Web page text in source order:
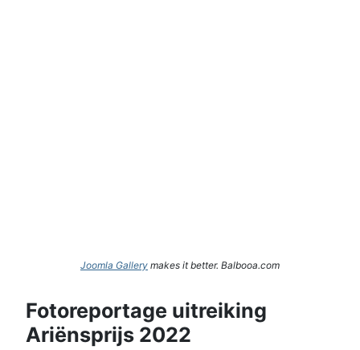
Joomla Gallery makes it better. Balbooa.com
Fotoreportage uitreiking
Ariënsprijs 2022